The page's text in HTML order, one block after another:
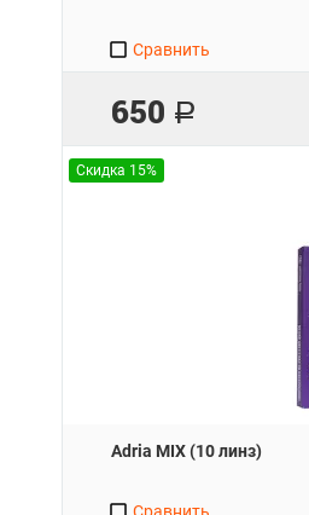
650 Р
Сравнить
Скидка 15%
Adria MIX (10 линз)